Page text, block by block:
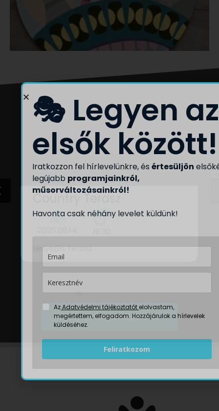
Helyszín: terasz
Megnézem a naptárat
🎭 Legyen az
elsők között!
Iratkozzon fel hírlevelünkre, és értesüljön
legújabb programjainkról,
műsorváltozásainkról!
Havonta csak néhány levelet küldünk!
AzAdatvédelmi tájékoztatót elolvastam,
megértettem, elfogadom. Hozzájárulok a hírlevelek
küldéséhez.
Feliratkozom